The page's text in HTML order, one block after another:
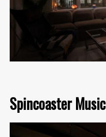
Spincoaster